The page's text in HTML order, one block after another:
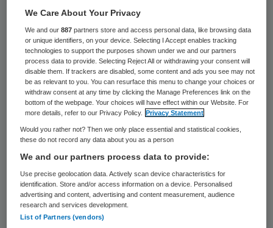
Gemeenten moeten de herbeoordeling van
125 duizend persoonsgebonden budgetten
voor zorg voor 1 oktober hebben afgerond.
Staatssecretaris Martin van Rijn
(Volksgezondheid) heeft dat de
wethouders die over de pgb’s gaan onlangs
laten weten in een brief.
Het ministerie van Volksgezondheid
bevestigt berichtgeving daarover in het AD.
Dát de gemeenten de dossiers opnieuw
moesten beoordelen, wisten ze overigens al
We Care About Your Privacy
We and our887 partners store and access personal data, like browsing data
or unique identifiers, on your device. Selecting I Accept enables tracking
technologies to support the purposes shown under we and our partners
process data to provide. Selecting Reject All or withdrawing your consent will
disable them. If trackers are disabled, some content and ads you see may not
be as relevant to you. You can resurface this menu to change your choices or
withdraw consent at any time by clicking the Manage Preferences link on the
bottom of the webpage. Your choices will have effect within our Website. For
more details, refer to our Privacy Policy.
Privacy Statement
Would you rather not? Then we only place essential and statistical cookies,
these do not record any data about you as a person
We and our partners process data to provide:
Use precise geolocation data. Actively scan device characteristics for
identification. Store and/or access information on a device. Personalised
advertising and content, advertising and content measurement, audience
research and services development.
List of Partners (vendors)